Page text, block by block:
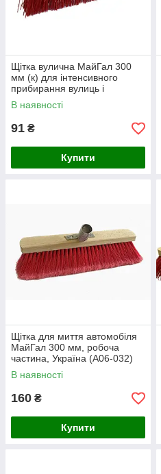
Щітка вулична МайГал 300
мм (к) для інтенсивного
прибирання вулиць і
тротуарів (А10-112)
В наявності
91 ₴
Купити
Щітка для миття автомобіля
МайГал 300 мм, робоча
частина, Україна (А06-032)
В наявності
160 ₴
Купити